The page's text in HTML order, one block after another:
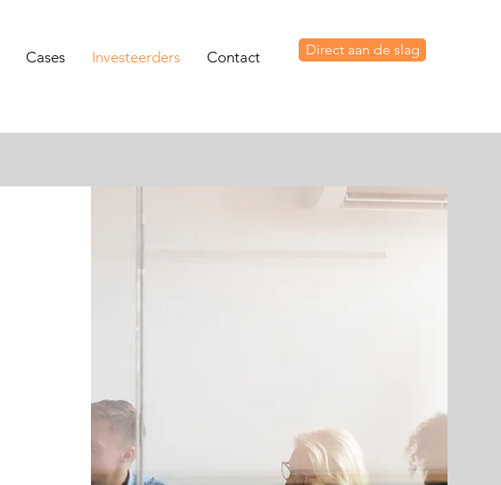
Cases Investeerders Contact Direct aan de slag